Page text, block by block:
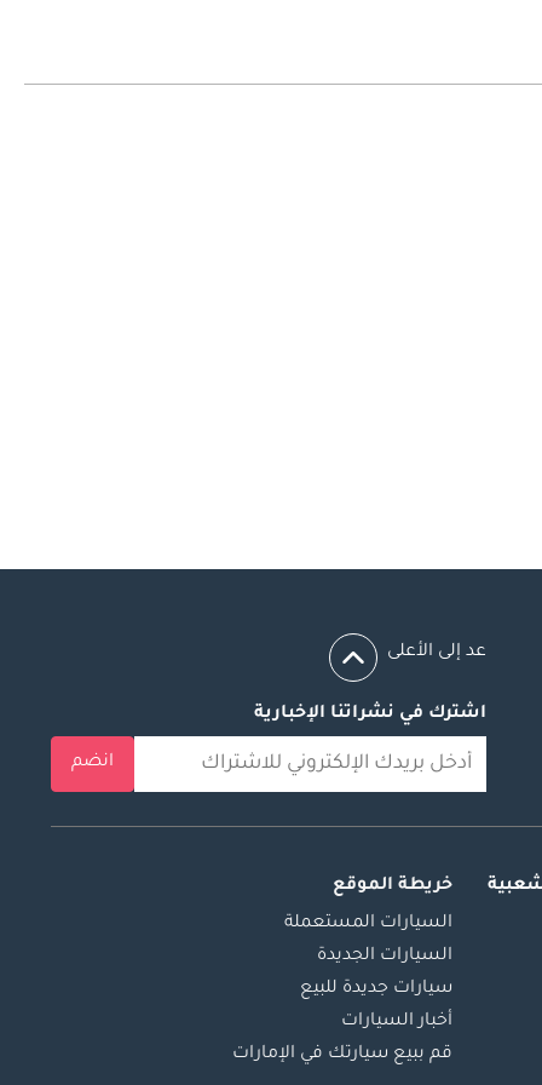
عد إلى الأعلى
اشترك في نشراتنا الإخبارية
انضم
خريطة الموقع
السيارات المستعملة
السيارات الجديدة
سيارات جديدة للبيع
أخبار السيارات
قم ببيع سيارتك في الإمارات